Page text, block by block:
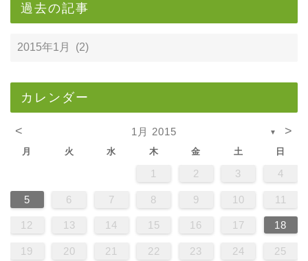
過去の記事
カレンダー
< 1月 2015 ▼ >
月 火 水 木 金 土 日
1 2 3 4
5 6 7 8 9 10 11
12 13 14 15 16 17 18
19 20 21 22 23 24 25